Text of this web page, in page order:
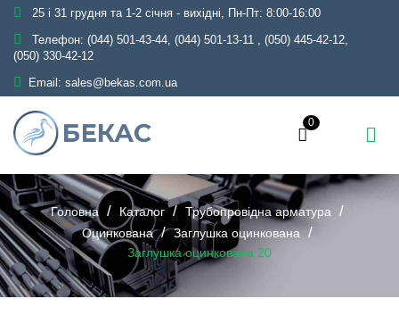
25 і 31 грудня та 1-2 січня - вихідні, Пн-Пт: 8:00-16:00
Телефон: (044) 501-43-44, (044) 501-13-11 , (050) 445-42-12,
(050) 330-42-12
Email: sales@bekas.com.ua
0
Головна Каталог
Трубопровідна арматура
Оцинкована
Заглушка оцинкована
Заглушка оцинкована 20